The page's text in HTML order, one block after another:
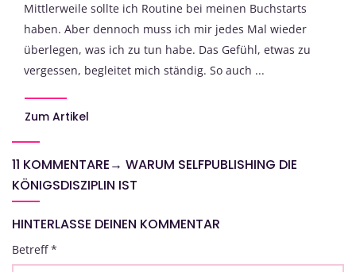
Mittlerweile sollte ich Routine bei meinen Buchstarts
haben. Aber dennoch muss ich mir jedes Mal wieder
überlegen, was ich zu tun habe. Das Gefühl, etwas zu
vergessen, begleitet mich ständig. So auch ...
Zum Artikel
11 KOMMENTARE→ WARUM SELFPUBLISHING DIE
KÖNIGSDISZIPLIN IST
HINTERLASSE DEINEN KOMMENTAR
Betreff*